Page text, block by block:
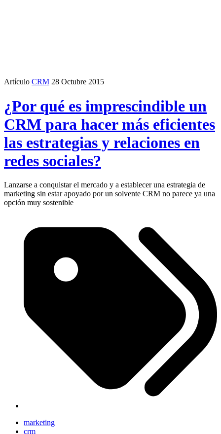
Artículo CRM 28 Octubre 2015
¿Por qué es imprescindible un
CRM para hacer más eficientes
las estrategias y relaciones en
redes sociales?
Lanzarse a conquistar el mercado y a establecer una estrategia de
marketing sin estar apoyado por un solvente CRM no parece ya una
opción muy sostenible
marketing
crm